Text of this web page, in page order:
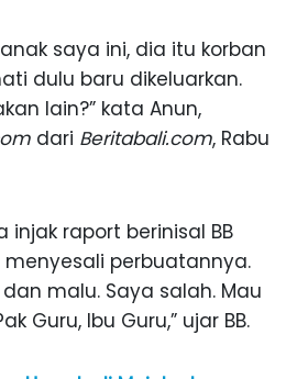
saya ini, dia itu korban
dulu baru dikeluarkan.
lain?” kata Anun,
dari Beritabali.com, Rabu
injak raport berinisal BB
perbuatannya.
malu. Saya salah. Mau
Guru, Ibu Guru,” ujar BB.